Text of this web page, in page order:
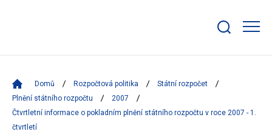
bar
Domů Rozpočtová politika
Státní rozpočet
Plnění státního rozpočtu
2007
Čtvrtletní informace o pokladním plnění státního rozpočtu v roce 2007 - 1.
čtvrtletí